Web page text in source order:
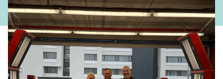
Questa installazione segna un altro passo nella
missione di Wenn ASA di modernizzare e semplificare